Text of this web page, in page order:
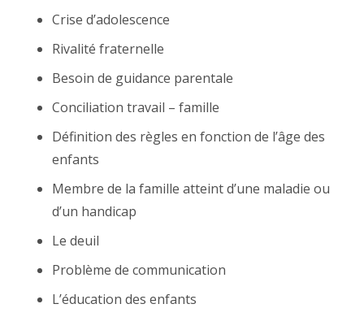
Crise d’adolescence
Rivalité fraternelle
Besoin de guidance parentale
Conciliation travail – famille
Définition des règles en fonction de l’âge des
enfants
Membre de la famille atteint d’une maladie ou
d’un handicap
Le deuil
Problème de communication
L’éducation des enfants